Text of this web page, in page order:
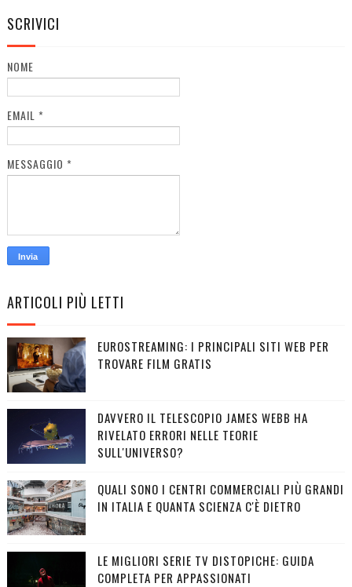
SCRIVICI
NOME
EMAIL *
MESSAGGIO *
ARTICOLI PIÙ LETTI
EUROSTREAMING: I PRINCIPALI SITI WEB PER
TROVARE FILM GRATIS
DAVVERO IL TELESCOPIO JAMES WEBB HA
RIVELATO ERRORI NELLE TEORIE
SULL'UNIVERSO?
QUALI SONO I CENTRI COMMERCIALI PIÙ GRANDI
IN ITALIA E QUANTA SCIENZA C'È DIETRO
LE MIGLIORI SERIE TV DISTOPICHE: GUIDA
COMPLETA PER APPASSIONATI